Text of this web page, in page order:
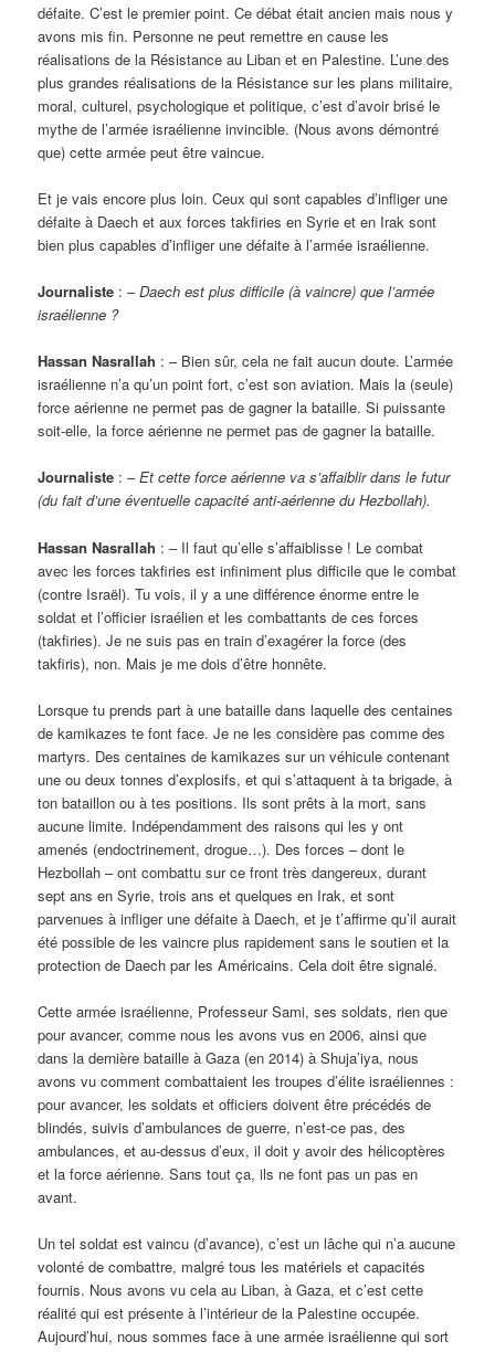
défaite. C’est le premier point. Ce débat était ancien mais nous y
avons mis fin. Personne ne peut remettre en cause les
réalisations de la Résistance au Liban et en Palestine. L’une des
plus grandes réalisations de la Résistance sur les plans militaire,
moral, culturel, psychologique et politique, c’est d’avoir brisé le
mythe de l’armée israélienne invincible. (Nous avons démontré
que) cette armée peut être vaincue.
Et je vais encore plus loin. Ceux qui sont capables d’infliger une
défaite à Daech et aux forces takfiries en Syrie et en Irak sont
bien plus capables d’infliger une défaite à l’armée israélienne.
Journaliste : –Daech est plus difficile (à vaincre) que l’armée
israélienne ?
Hassan Nasrallah : – Bien sûr, cela ne fait aucun doute. L’armée
israélienne n’a qu’un point fort, c’est son aviation. Mais la (seule)
force aérienne ne permet pas de gagner la bataille. Si puissante
soit-elle, la force aérienne ne permet pas de gagner la bataille.
Journaliste : –Et cette force aérienne va s’affaiblir dans le futur
(du fait d’une éventuelle capacité anti-aérienne du Hezbollah).
Hassan Nasrallah : – Il faut qu’elle s’affaiblisse ! Le combat
avec les forces takfiries est infiniment plus difficile que le combat
(contre Israël). Tu vois, il y a une différence énorme entre le
soldat et l’officier israélien et les combattants de ces forces
(takfiries). Je ne suis pas en train d’exagérer la force (des
takfiris), non. Mais je me dois d’être honnête.
Lorsque tu prends part à une bataille dans laquelle des centaines
de kamikazes te font face. Je ne les considère pas comme des
martyrs. Des centaines de kamikazes sur un véhicule contenant
une ou deux tonnes d’explosifs, et qui s’attaquent à ta brigade, à
ton bataillon ou à tes positions. Ils sont prêts à la mort, sans
aucune limite. Indépendamment des raisons qui les y ont
amenés (endoctrinement, drogue…). Des forces – dont le
Hezbollah – ont combattu sur ce front très dangereux, durant
sept ans en Syrie, trois ans et quelques en Irak, et sont
parvenues à infliger une défaite à Daech, et je t’affirme qu’il aurait
été possible de les vaincre plus rapidement sans le soutien et la
protection de Daech par les Américains. Cela doit être signalé.
Cette armée israélienne, Professeur Sami, ses soldats, rien que
pour avancer, comme nous les avons vus en 2006, ainsi que
dans la dernière bataille à Gaza (en 2014) à Shuja’iya, nous
avons vu comment combattaient les troupes d’élite israéliennes :
pour avancer, les soldats et officiers doivent être précédés de
blindés, suivis d’ambulances de guerre, n’est-ce pas, des
ambulances, et au-dessus d’eux, il doit y avoir des hélicoptères
et la force aérienne. Sans tout ça, ils ne font pas un pas en
avant.
Un tel soldat est vaincu (d’avance), c’est un lâche qui n’a aucune
volonté de combattre, malgré tous les matériels et capacités
fournis. Nous avons vu cela au Liban, à Gaza, et c’est cette
réalité qui est présente à l’intérieur de la Palestine occupée.
Aujourd’hui, nous sommes face à une armée israélienne qui sort